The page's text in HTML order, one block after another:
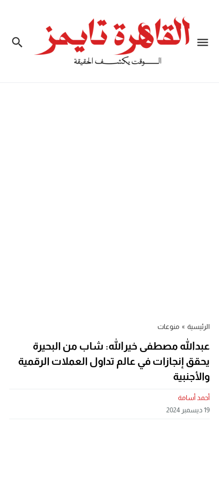
الرئيسية » منوعات
عبدالله مصطفى خيرالله: شاب من البحيرة
يحقق إنجازات في عالم تداول العملات الرقمية
والأجنبية
أحمد أسامة
19 ديسمبر 2024